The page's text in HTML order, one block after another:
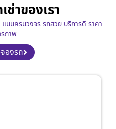
ช่าของเรา
บบครบวงจร รถสวย บริการดี ราคา
ภาพ
องรถ